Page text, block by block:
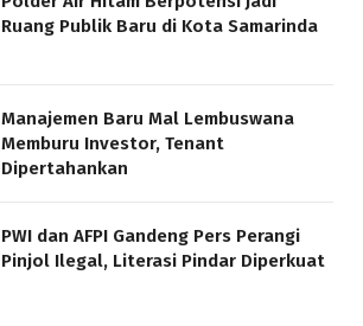
Ruang Publik Baru di Kota Samarinda
Manajemen Baru Mal Lembuswana
Memburu Investor, Tenant
Dipertahankan
PWI dan AFPI Gandeng Pers Perangi
Pinjol Ilegal, Literasi Pindar Diperkuat